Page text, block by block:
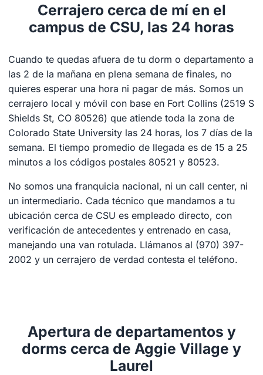
Cerrajero cerca de mí en el
campus de CSU, las 24 horas
Cuando te quedas afuera de tu dorm o departamento a
las 2 de la mañana en plena semana de finales, no
quieres esperar una hora ni pagar de más. Somos un
cerrajero local y móvil con base en Fort Collins (2519 S
Shields St, CO 80526) que atiende toda la zona de
Colorado State University las 24 horas, los 7 días de la
semana. El tiempo promedio de llegada es de 15 a 25
minutos a los códigos postales 80521 y 80523.
No somos una franquicia nacional, ni un call center, ni
un intermediario. Cada técnico que mandamos a tu
ubicación cerca de CSU es empleado directo, con
verificación de antecedentes y entrenado en casa,
manejando una van rotulada. Llámanos al (970) 397-
2002 y un cerrajero de verdad contesta el teléfono.
Apertura de departamentos y
dorms cerca de Aggie Village y
Laurel